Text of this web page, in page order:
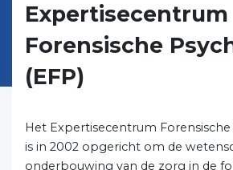
Expertisecentrum
Forensische
(EFP)
Het Expertisecentrum Forensische
is in 2002 opgericht om de
onderbouwing van de zorg in de